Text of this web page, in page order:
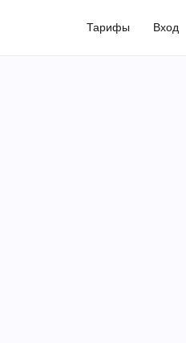
Вход
Тарифы